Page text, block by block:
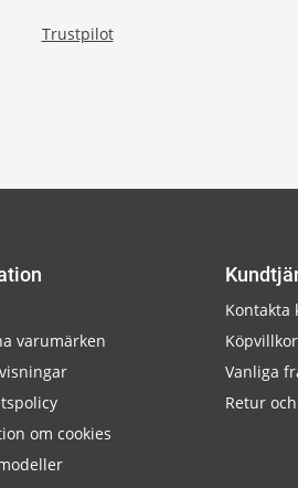
Trustpilot
varumärken
om cookies
Kontakta
Köpvillkor
Vanliga
Retur